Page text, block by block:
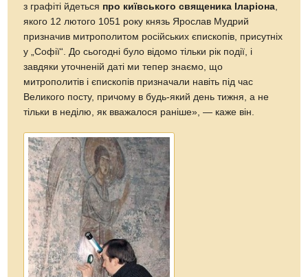
з графіті йдеться про київського священика Іларіона
якого 12 лютого 1051 року князь Ярослав Мудрий
призначив митрополитом російських єпископів, присутніх
у „Софії“. До сьогодні було відомо тільки рік події, і
завдяки уточненій даті ми тепер знаємо, що
митрополитів і єпископів призначали навіть під час
Великого посту, причому в будь-який день тижня, а не
тільки в неділю, як вважалося раніше», — каже він.